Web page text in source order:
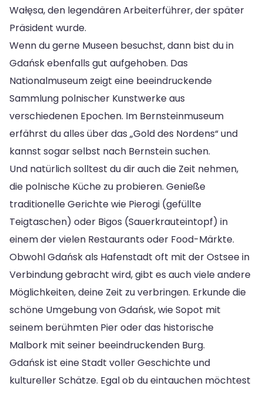
Wałęsa, den legendären Arbeiterführer, der später
Präsident wurde.
Wenn du gerne Museen besuchst, dann bist du in
Gdańsk ebenfalls gut aufgehoben. Das
Nationalmuseum zeigt eine beeindruckende
Sammlung polnischer Kunstwerke aus
verschiedenen Epochen. Im Bernsteinmuseum
erfährst du alles über das „Gold des Nordens“ und
kannst sogar selbst nach Bernstein suchen.
Und natürlich solltest du dir auch die Zeit nehmen,
die polnische Küche zu probieren. Genieße
traditionelle Gerichte wie Pierogi (gefüllte
Teigtaschen) oder Bigos (Sauerkrauteintopf) in
einem der vielen Restaurants oder Food-Märkte.
Obwohl Gdańsk als Hafenstadt oft mit der Ostsee in
Verbindung gebracht wird, gibt es auch viele andere
Möglichkeiten, deine Zeit zu verbringen. Erkunde die
schöne Umgebung von Gdańsk, wie Sopot mit
seinem berühmten Pier oder das historische
Malbork mit seiner beeindruckenden Burg.
Gdańsk ist eine Stadt voller Geschichte und
kultureller Schätze. Egal ob du eintauchen möchtest